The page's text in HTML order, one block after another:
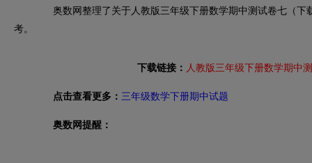
奥数网整理了关于人教版三年级下册数学期中测试卷七（下
考。
下载链接： 人教版三年级下册数学期中
点击查看更多： 三年级数学下册期中试题
奥数网提醒：